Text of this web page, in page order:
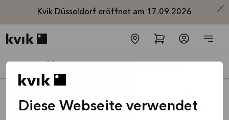
Diese Webseite verwendet
Kvik Düsseldorf eröffnet am 17.09.2026
Postleitzahl oder Ort